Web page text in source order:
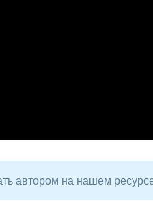
автором на нашем